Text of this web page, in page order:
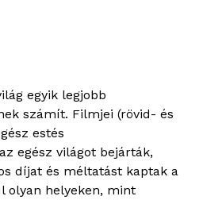
egyik legjobb
számít. Filmjei (rövid- és
estés
egész világot bejárták,
díjat és méltatást kaptak a
olyan helyeken, mint